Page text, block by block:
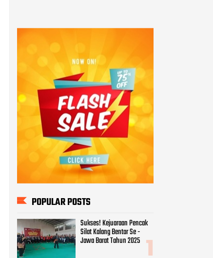
POPULAR POSTS
Sukses! Kejuaraan Pencak
Silat Kalang Bentar Se -
Jawa Barat Tahun 2025
Anggota PolsekTempuran
Tempuran Polres Karawang.
Sosialisasi Kamtibmas
Polres Cianjur Bagikan Takjil
untuk Masyarakat dalam
Ramadhan Berkah Bersama